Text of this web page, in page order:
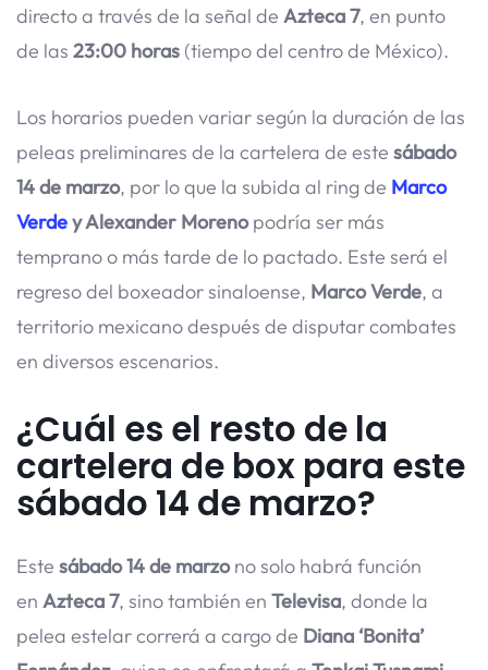
directo a través de la señal de Azteca 7, en punto
de las 23:00 horas (tiempo del centro de México).
Los horarios pueden variar según la duración de las
peleas preliminares de la cartelera de este sábado
14 de marzo, por lo que la subida al ring de Marco
Verdey Alexander Morenopodría ser más
temprano o más tarde de lo pactado. Este será el
regreso del boxeador sinaloense, Marco Verde, a
territorio mexicano después de disputar combates
en diversos escenarios.
¿Cuál es el resto de la
cartelera de box para este
sábado 14 de marzo?
Este sábado 14 de marzono solo habrá función
en Azteca 7, sino también en Televisa, donde la
pelea estelar correrá a cargo de Diana ‘Bonita’